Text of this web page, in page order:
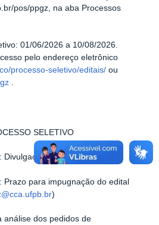
pos/ppgz, na aba Processos
01/06/2026 a 10/08/2026.
pelo endereço eletrônico
processo-seletivo/editais/ ou
.
SELETIVO
Divulgação do edital
Prazo para impugnação do edital
)
análise dos pedidos de